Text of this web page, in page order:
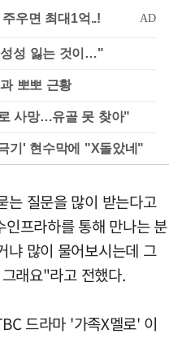
성성 잃는 것이…"
뽀뽀 근황
사망…유골 못 찾아"
기' 현수막에 "X돌았네"
는 질문을 많이 받는다고
프라하를 통해 만나는 분
냐 많이 물어보시는데 그
래요"라고 전했다.
드라마 '가족X멜로' 이